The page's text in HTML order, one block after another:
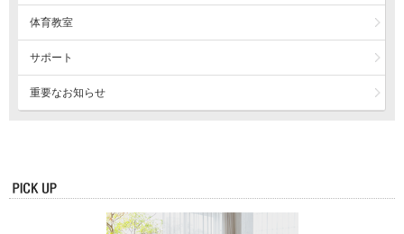
体育教室
サポート
重要なお知らせ